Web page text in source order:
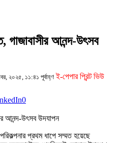
গাজাবাসীর আনন্দ-উৎসব
২০২৫, ১১:৪১ পূর্বাহ্ণ ই-পেপার প্রিন্ট ভিউ
0
প্রথম ধাপে সম্মত হয়েছে